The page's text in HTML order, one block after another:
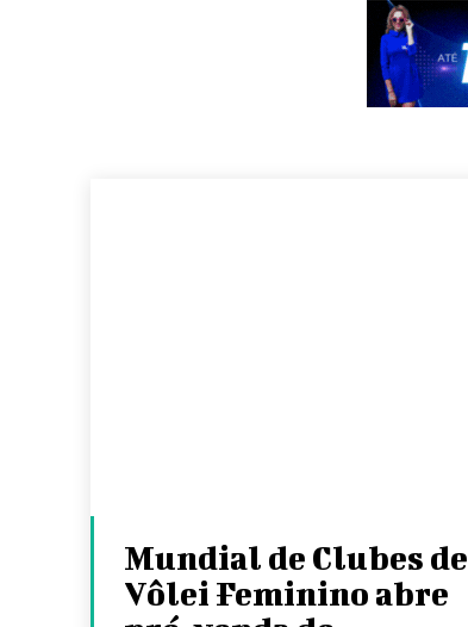
Mundial de Clubes de
Vôlei Feminino abre